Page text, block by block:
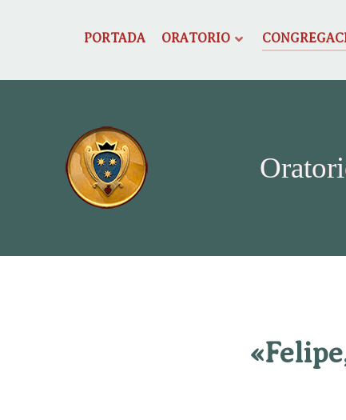
PORTADA ORATORIO